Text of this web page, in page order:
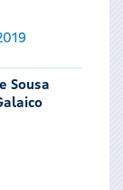
Sousa